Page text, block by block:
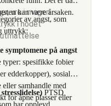
uro i magen
i hodet
utmattelse
kan være årsaken.
av angst, som
uttrykk:
symptomene på angst
typer: spesifikke fobier
edderkopper), sosiale
samhandle med
for åpne plasser eller
PTSD
har opplevd